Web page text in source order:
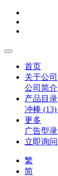
首页
关于公司
公司简介
产品目录
冲棒 (13)
更多
广告型录
立即询问
繁
简